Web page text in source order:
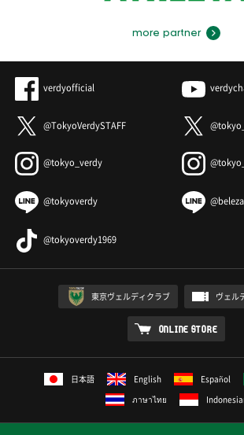
more partner
verdyofficial
@TokyoVerdySTAFF
@tokyo_verdy
@tokyoverdy @beleza
@tokyoverdy1969
東京ヴェルディクラブ ヴェル
ONLINE STORE
日本語 English Español
ภาษาไทย